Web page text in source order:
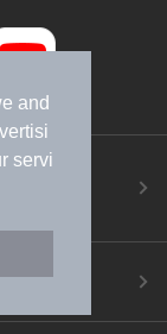
and
servi
ンも！